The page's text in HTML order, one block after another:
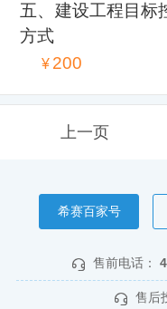
五、建设工程目标
方式
¥ 200
上一页
希赛百家号
售前电话：
售后